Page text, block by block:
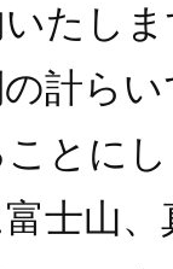
たし
計ら
とに
士山